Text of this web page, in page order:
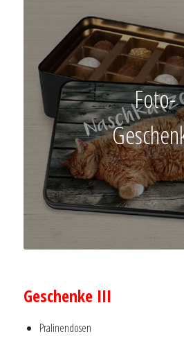
Foto-
Geschenke III
Pralinendosen